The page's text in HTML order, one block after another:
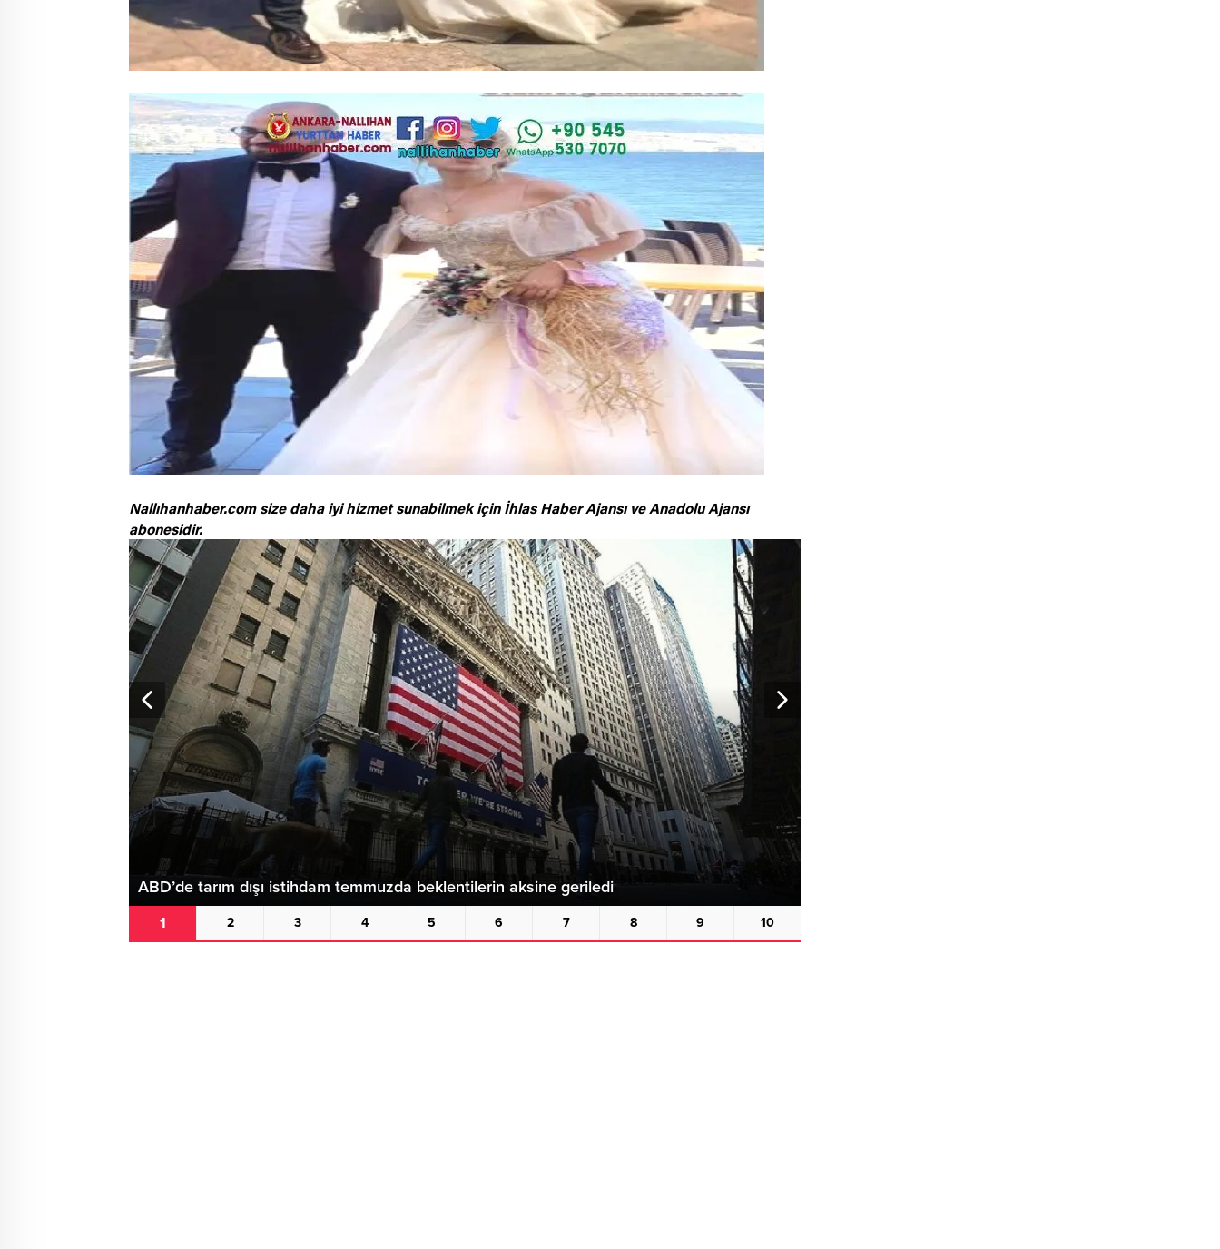
Nallıhanhaber.com size daha iyi hizmet sunabilmek için İhlas Haber Ajansı ve Anadolu Ajansı
abonesidir.